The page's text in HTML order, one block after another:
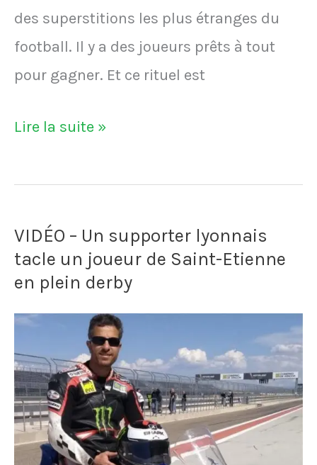
des superstitions les plus étranges du
football. Il y a des joueurs prêts à tout
pour gagner. Et ce rituel est
VIDÉO
Il
pipi
dans
short
avant
chaque
match
pour
Lire la suite »
VIDÉO – Un supporter lyonnais
tacle un joueur de Saint-Etienne
en plein derby